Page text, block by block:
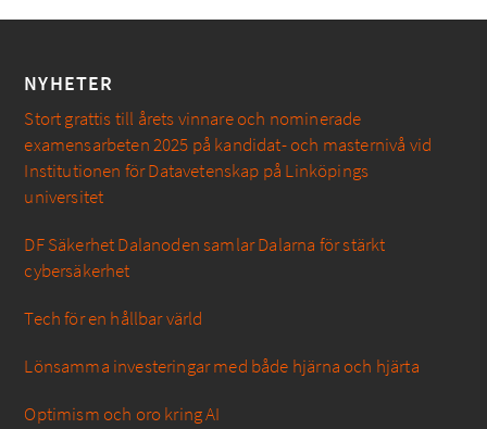
NYHETER
Stort grattis till årets vinnare och nominerade
examensarbeten 2025 på kandidat- och masternivå vid
Institutionen för Datavetenskap på Linköpings
universitet
DF Säkerhet Dalanoden samlar Dalarna för stärkt
cybersäkerhet
Tech för en hållbar värld
Lönsamma investeringar med både hjärna och hjärta
Optimism och oro kring AI